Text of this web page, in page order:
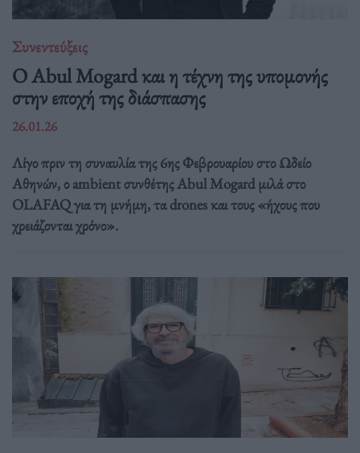
Συνεντεύξεις
Ο Abul Mogard και η τέχνη της υπομονής
στην εποχή της διάσπασης
26.01.26
Λίγο πριν τη συναυλία της 6ης Φεβρουαρίου στο Ωδείο
Αθηνών, ο ambient συνθέτης Abul Mogard μιλά στο
OLAFAQ για τη μνήμη, τα drones και τους «ήχους που
χρειάζονται χρόνο».